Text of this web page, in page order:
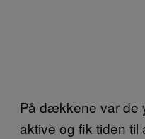
På dækkene var de
aktive og fik tiden til